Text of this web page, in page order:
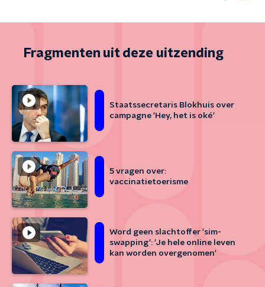
Fragmenten uit deze uitzending
Staatssecretaris Blokhuis over
campagne 'Hey, het is oké'
5 vragen over:
vaccinatietoerisme
Word geen slachtoffer 'sim-
swapping': 'Je hele online leven
kan worden overgenomen'